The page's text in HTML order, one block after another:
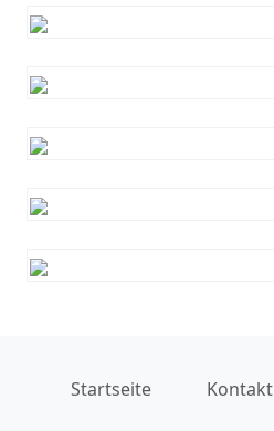
Startseite Kontakt